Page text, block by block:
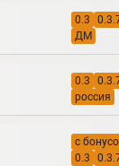
0.3
ДМ
0.3
россия
с
0.3